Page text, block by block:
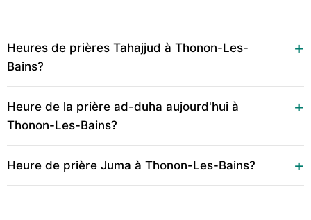
Heures de prières Tahajjud à Thonon-Les-
Bains?
Heure de la prière ad-duha aujourd'hui à
Thonon-Les-Bains?
Heure de prière Juma à Thonon-Les-Bains?